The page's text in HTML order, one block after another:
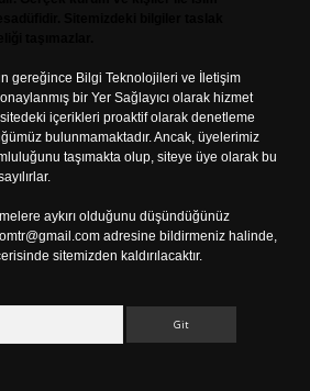
gereğince Bilgi Teknolojileri ve İletişim
bir Yer Sağlayıcı olarak hizmet
içerikleri proaktif olarak denetleme
bulunmamaktadır. Ancak, üyelerimiz
taşımakta olup, siteye üye olarak bu
aykırı olduğunu düşündüğünüz
adresine bildirmeniz halinde,
sitemizden kaldırılacaktır.